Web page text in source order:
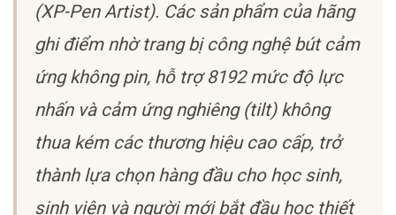
(XP-Pen Artist). Các sản phẩm của hãng
ghi điểm nhờ trang bị công nghệ bút cảm
ứng không pin, hỗ trợ 8192 mức độ lực
nhấn và cảm ứng nghiêng (tilt) không
thua kém các thương hiệu cao cấp, trở
thành lựa chọn hàng đầu cho học sinh,
sinh viên và người mới bắt đầu học thiết